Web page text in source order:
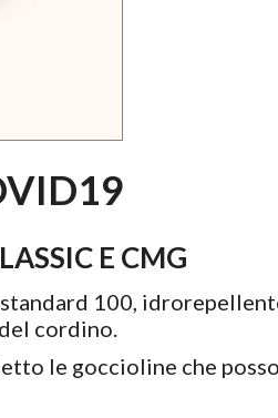
E CMG
100,
cordino.
le goccioline che